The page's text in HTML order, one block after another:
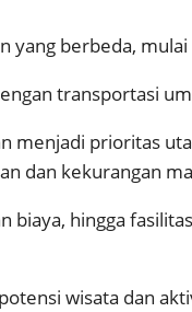
yang berbeda,
transportasi
menjadi prioritas
dan kekurangan
biaya, hingga
wisata dan